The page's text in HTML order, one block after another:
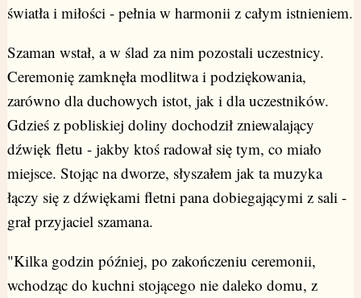
światła i miłości - pełnia w harmonii z całym istnieniem.
Szaman wstał, a w ślad za nim pozostali uczestnicy.
Ceremonię zamknęła modlitwa i podziękowania,
zarówno dla duchowych istot, jak i dla uczestników.
Gdzieś z pobliskiej doliny dochodził zniewalający
dźwięk fletu - jakby ktoś radował się tym, co miało
miejsce. Stojąc na dworze, słyszałem jak ta muzyka
łączy się z dźwiękami fletni pana dobiegającymi z sali -
grał przyjaciel szamana.
"Kilka godzin później, po zakończeniu ceremonii,
wchodząc do kuchni stojącego nie daleko domu, z